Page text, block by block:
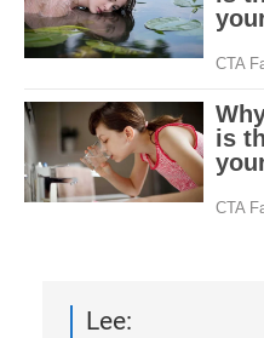
Lee: